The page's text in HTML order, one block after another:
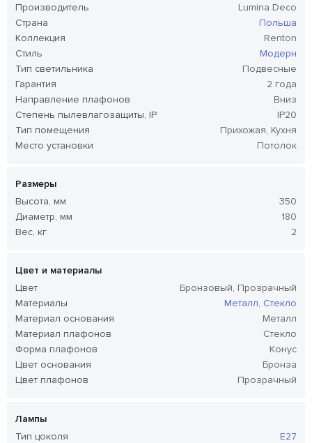
Производитель
Lumina Deco
Страна
Польша
Коллекция
Renton
Стиль
Модерн
Тип светильника
Подвесные
Гарантия
2 года
Направление плафонов
Вниз
Степень пылевлагозащиты, IP
IP20
Тип помещения
Прихожая, Кухня
Место установки
Потолок
Размеры
Высота, мм
350
Диаметр, мм
180
Вес, кг
2
Цвет и материалы
Цвет
Бронзовый, Прозрачный
Материалы
Металл, Стекло
Материал основания
Металл
Материал плафонов
Стекло
Форма плафонов
Конус
Цвет основания
Бронза
Цвет плафонов
Прозрачный
Лампы
Тип цоколя
E27